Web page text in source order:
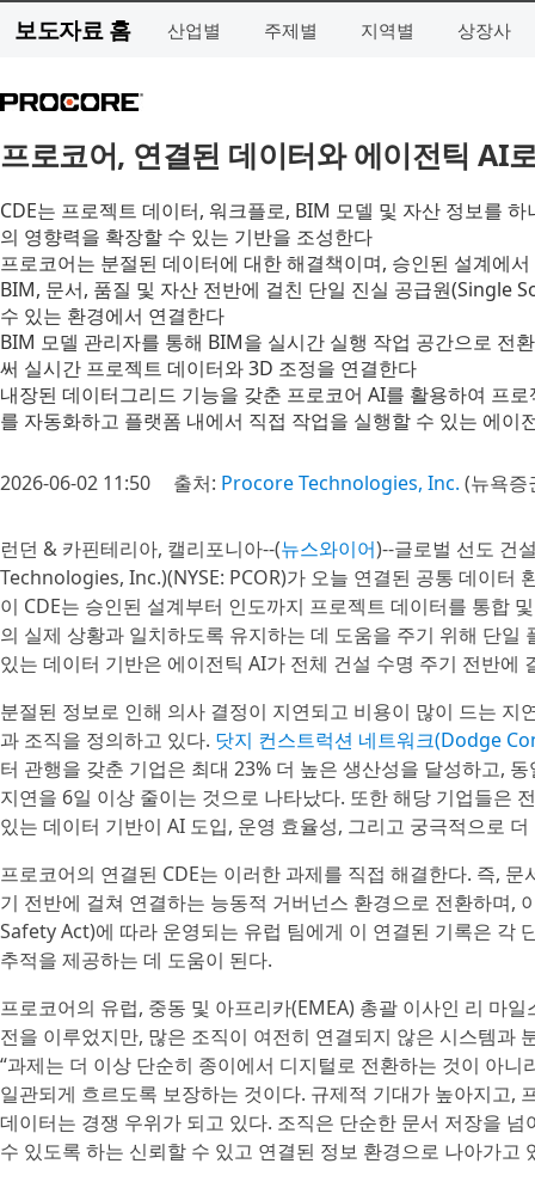
보도자료 홈 산업별 주제별 지역별 상장사
프로코어, 연결된 데이터와 에이전틱 AI
CDE는 프로젝트 데이터, 워크플로, BIM 모델 및 자산 정보를
의 영향력을 확장할 수 있는 기반을 조성한다
프로코어는 분절된 데이터에 대한 해결책이며, 승인된 설계에
BIM, 문서, 품질 및 자산 전반에 걸친 단일 진실 공급원(Single
수 있는 환경에서 연결한다
BIM 모델 관리자를 통해 BIM을 실시간 실행 작업 공간으로 전
써 실시간 프로젝트 데이터와 3D 조정을 연결한다
내장된 데이터그리드 기능을 갖춘 프로코어 AI를 활용하여 프
를 자동화하고 플랫폼 내에서 직접 작업을 실행할 수 있는 에이
2026-06-02 11:50 출처: Procore Technologies, Inc. (뉴욕증
런던 & 카핀테리아, 캘리포니아--(뉴스와이어)--글로벌 선도 건
Technologies, Inc.)(NYSE: PCOR)가 오늘 연결된 공통 데이
이 CDE는 승인된 설계부터 인도까지 프로젝트 데이터를 통합
의 실제 상황과 일치하도록 유지하는 데 도움을 주기 위해 단
있는 데이터 기반은 에이전틱 AI가 전체 건설 수명 주기 전반에
분절된 정보로 인해 의사 결정이 지연되고 비용이 많이 드는
과 조직을 정의하고 있다. 닷지 컨스트럭션 네트워크(Dodge
터 관행을 갖춘 기업은 최대 23% 더 높은 생산성을 달성하고,
지연을 6일 이상 줄이는 것으로 나타났다. 또한 해당 기업들은
있는 데이터 기반이 AI 도입, 운영 효율성, 그리고 궁극적으로
프로코어의 연결된 CDE는 이러한 과제를 직접 해결한다. 즉,
기 전반에 걸쳐 연결하는 능동적 거버넌스 환경으로 전환하며
Safety Act)에 따라 운영되는 유럽 팀에게 이 연결된 기록은 각
추적을 제공하는 데 도움이 된다.
프로코어의 유럽, 중동 및 아프리카(EMEA) 총괄 이사인 리 마
전을 이루었지만, 많은 조직이 여전히 연결되지 않은 시스템과
“과제는 더 이상 단순히 종이에서 디지털로 전환하는 것이 아
일관되게 흐르도록 보장하는 것이다. 규제적 기대가 높아지고,
데이터는 경쟁 우위가 되고 있다. 조직은 단순한 문서 저장을
수 있도록 하는 신뢰할 수 있고 연결된 정보 환경으로 나아가고